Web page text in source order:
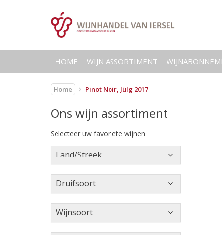
HOME WIJN ASSORTIMENT
Home Pinot Noir, Jülg 2017
Ons wijn assortiment
Selecteer uw favoriete wijnen
Land/Streek
Druifsoort
Wijnsoort